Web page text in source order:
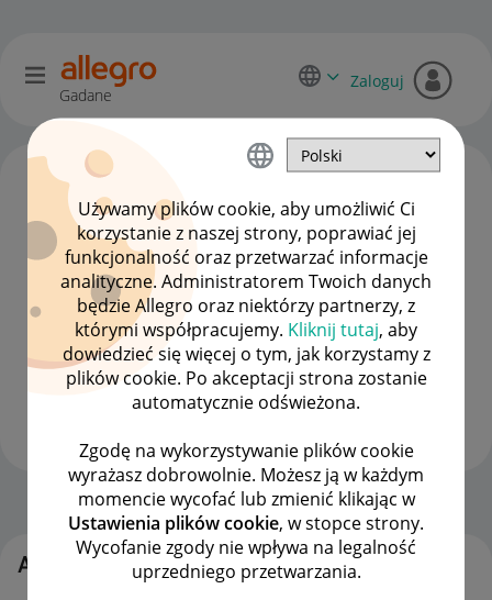
Używamy plików cookie, aby umożliwić Ci
korzystanie z naszej strony, poprawiać jej
funkcjonalność oraz przetwarzać informacje
analityczne. Administratorem Twoich danych
będzie Allegro oraz niektórzy partnerzy, z
którymi współpracujemy. Kliknij tutaj, aby
dowiedzieć się więcej o tym, jak korzystamy z
plików cookie. Po akceptacji strona zostanie
automatycznie odświeżona.
Zgodę na wykorzystywanie plików cookie
wyrażasz dobrowolnie. Możesz ją w każdym
momencie wycofać lub zmienić klikając w
Ustawienia plików cookie, w stopce strony.
Wycofanie zgody nie wpływa na legalność
uprzedniego przetwarzania.
Gadane
Zaloguj
E-Pokora1
#9 Pomysłodawca
Strona Główna OPCJE
Aktywność E-Pokora1